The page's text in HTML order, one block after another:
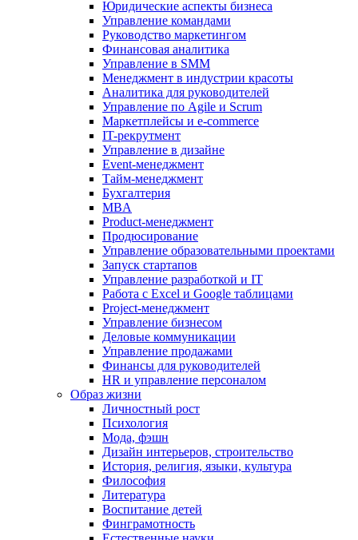
Юридические аспекты бизнеса
Управление командами
Руководство маркетингом
Финансовая аналитика
Управление в SMM
Менеджмент в индустрии красоты
Аналитика для руководителей
Управление по Agile и Scrum
Маркетплейсы и e-commerce
IT-рекрутмент
Управление в дизайне
Event-менеджмент
Тайм-менеджмент
Бухгалтерия
MBA
Product-менеджмент
Продюсирование
Управление образовательными проектами
Запуск стартапов
Управление разработкой и IT
Работа с Excel и Google таблицами
Project-менеджмент
Управление бизнесом
Деловые коммуникации
Управление продажами
Финансы для руководителей
HR и управление персоналом
Образ жизни
Личностный рост
Психология
Мода, фэшн
Дизайн интерьеров, строительство
История, религия, языки, культура
Философия
Литература
Воспитание детей
Финграмотность